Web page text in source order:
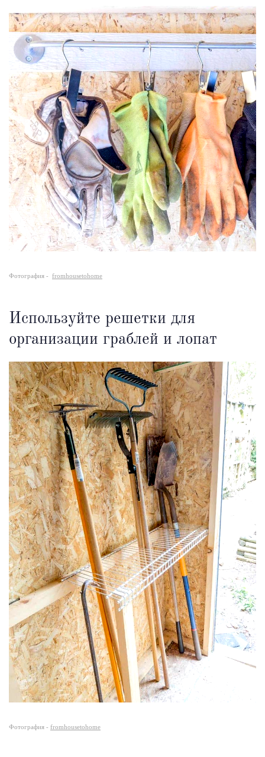
Фотография - fromhousetohome
Используйте решетки для
организации граблей и лопат
Фотография - fromhousetohome